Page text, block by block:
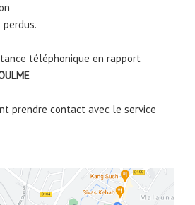
téléphonique en rapport
prendre contact avec le service